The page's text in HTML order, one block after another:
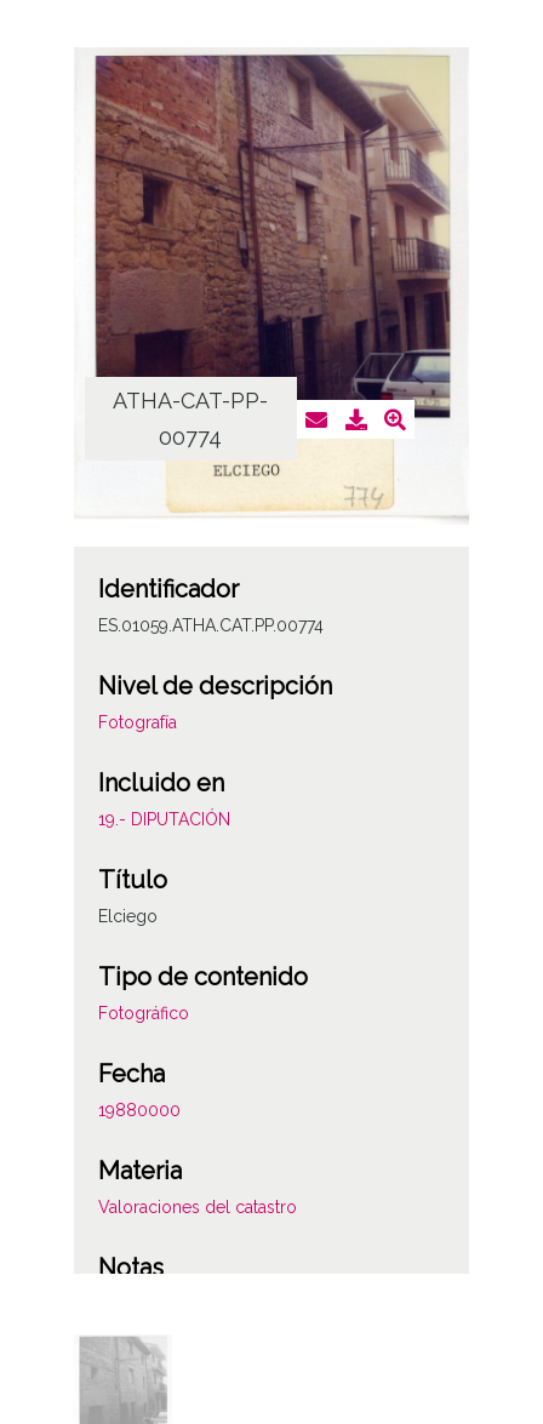
ATHA-CAT-PP-
00774
Identificador
ES.01059.ATHA.CAT.PP.00774
Nivel de descripción
Fotografía
Incluido en
19.- DIPUTACIÓN
Título
Elciego
Tipo de contenido
Fotográfico
Fecha
19880000
Materia
Valoraciones del catastro
Notas
Licencia de las imágenes
CC BY-NC-SA 4.0